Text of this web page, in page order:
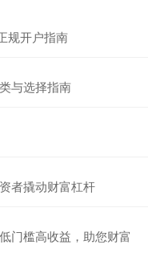
规开户指南
与选择指南
者撬动财富杠杆
门槛高收益，助您财富